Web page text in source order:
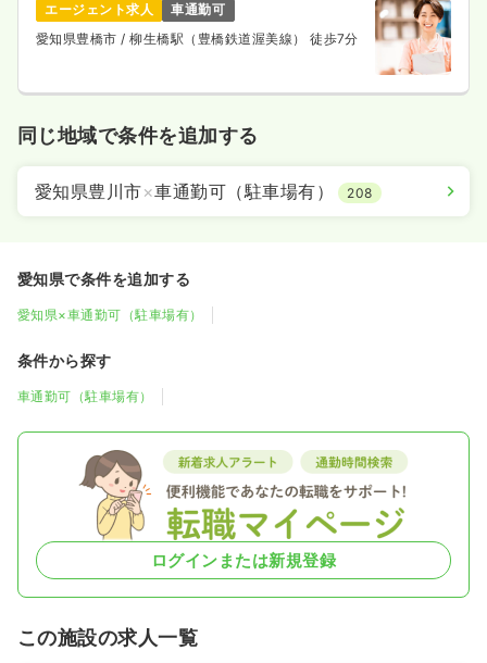
エージェント求人
車通勤可
愛知県豊橋市 / 柳生橋駅（豊橋鉄道渥美線） 徒歩7分
同じ地域で条件を追加する
愛知県豊川市×車通勤可（駐車場有） 208
愛知県で条件を追加する
愛知県×車通勤可（駐車場有）
条件から探す
車通勤可（駐車場有）
ログインまたは新規登録
この施設の求人一覧